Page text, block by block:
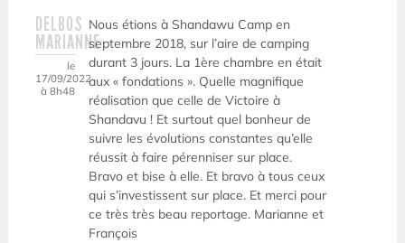
DELBOS
MARIANNE
le
17/09/2022
à 8h48
Nous étions à Shandawu Camp en
septembre 2018, sur l’aire de camping
durant 3 jours. La 1ère chambre en était
aux « fondations ». Quelle magnifique
réalisation que celle de Victoire à
Shandavu ! Et surtout quel bonheur de
suivre les évolutions constantes qu’elle
réussit à faire pérenniser sur place.
Bravo et bise à elle. Et bravo à tous ceux
qui s’investissent sur place. Et merci pour
ce très très beau reportage. Marianne et
François